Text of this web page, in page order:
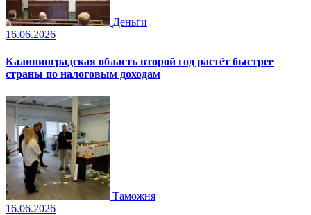
Деньги
16.06.2026
Калининградская область второй год растёт быстрее
страны по налоговым доходам
Таможня
16.06.2026